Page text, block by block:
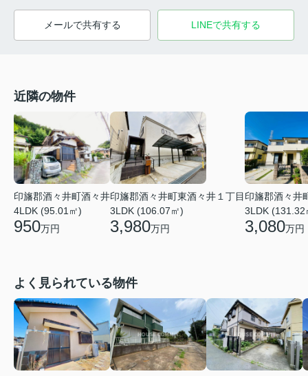
メールで共有する LINEで共有する
近隣の物件
印旛郡酒々井町酒々井
4LDK (95.01㎡)
950万円
印旛郡酒々井町東酒々井１丁目
3LDK (106.07㎡)
3,980万円
印旛郡酒々井
3LDK (131.32
3,080万円
よく見られている物件